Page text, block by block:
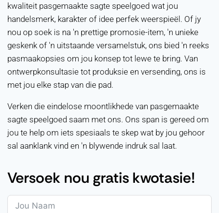
kwaliteit pasgemaakte sagte speelgoed wat jou
handelsmerk, karakter of idee perfek weerspieël. Of jy
nou op soek is na 'n prettige promosie-item, 'n unieke
geskenk of 'n uitstaande versamelstuk, ons bied 'n reeks
pasmaakopsies om jou konsep tot lewe te bring. Van
ontwerpkonsultasie tot produksie en versending, ons is
met jou elke stap van die pad.
Verken die eindelose moontlikhede van pasgemaakte
sagte speelgoed saam met ons. Ons span is gereed om
jou te help om iets spesiaals te skep wat by jou gehoor
sal aanklank vind en 'n blywende indruk sal laat.
Versoek nou gratis kwotasie!